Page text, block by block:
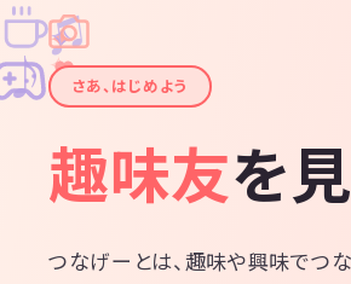
✦
✦
✧
✧
♪
♫
さあ、はじめよう
趣味友を
つなげーとは、趣味や興味でつな